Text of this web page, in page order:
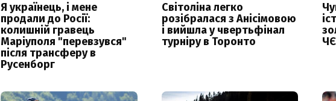
Я українець, і мене
продали до Росії:
колишній гравець
Маріуполя "перевзувся"
після трансферу в
Русенборг
Світоліна легко
розібралася з Анісімовою
і вийшла у чвертьфінал
турніру в Торонто